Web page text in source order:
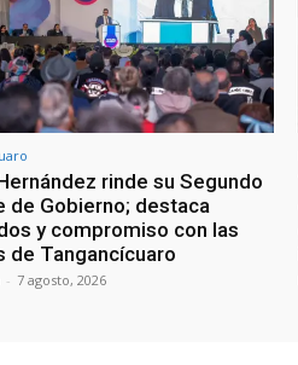
rinde su Segundo
de Gobierno; destaca
y compromiso con las
de Tangancícuaro
- 7 agosto, 2026